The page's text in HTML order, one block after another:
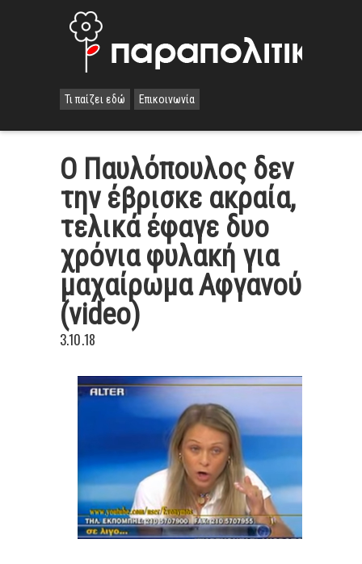
Τι παίζει εδώ Επικοινωνία
Ο Παυλόπουλος δεν
την έβρισκε ακραία,
τελικά έφαγε δυο
χρόνια φυλακή για
μαχαίρωμα Αφγανού
(video)
3.10.18